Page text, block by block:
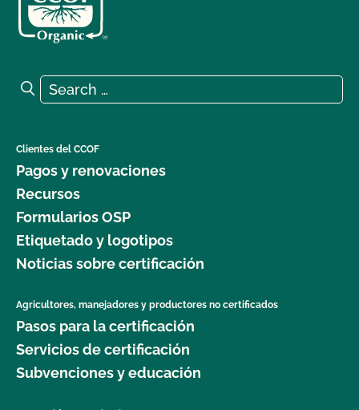
Search for:
Search
Clientes del CCOF
Pagos y renovaciones
Recursos
Formularios OSP
Etiquetado y logotipos
Noticias sobre certificación
Agricultores, manejadores y productores no certificados
Pasos para la certificación
Servicios de certificación
Subvenciones y educación